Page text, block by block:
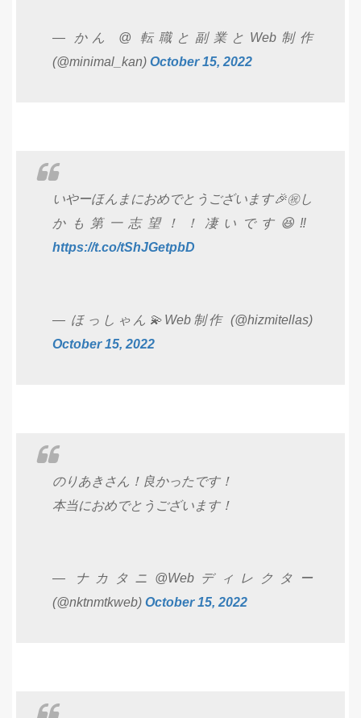
— かん @ 転職と副業とWeb制作
(@minimal_kan) October 15, 2022
いやーほんまにおめでとうございます🎉㊗️し
かも第一志望！！凄いです😆‼️
https://t.co/tShJGetpbD
— ほっしゃん💫Web制作 (@hizmitellas)
October 15, 2022
のりあきさん！良かったです！
本当におめでとうございます！
— ナカタニ@Webディレクター
(@nktnmtkweb) October 15, 2022